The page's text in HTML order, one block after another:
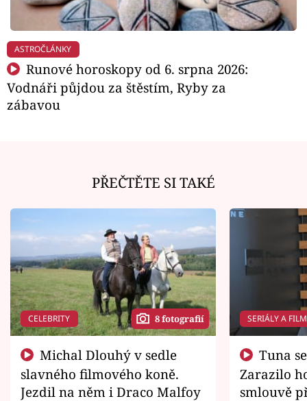
ASTROČLÁNKY
Runové horoskopy od 6. srpna 2026:
Vodnáři půjdou za štěstím, Ryby za
zábavou
PŘEČTĚTE SI TAKÉ
CELEBRITY 8 fotografií
slavného filmového koně.
Jezdil na něm i Draco Malfoy
SERIÁLY A
Zarazilo
smlouvě